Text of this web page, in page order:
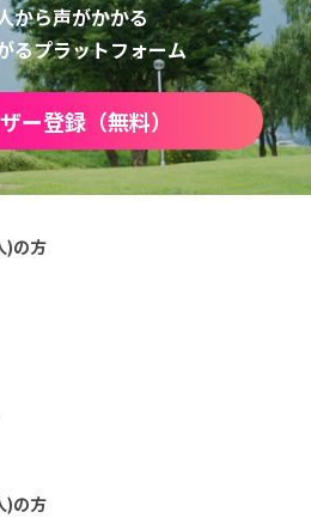
から声がかかる
るプラットフォーム
ー登録（無料）
)の方
)の方